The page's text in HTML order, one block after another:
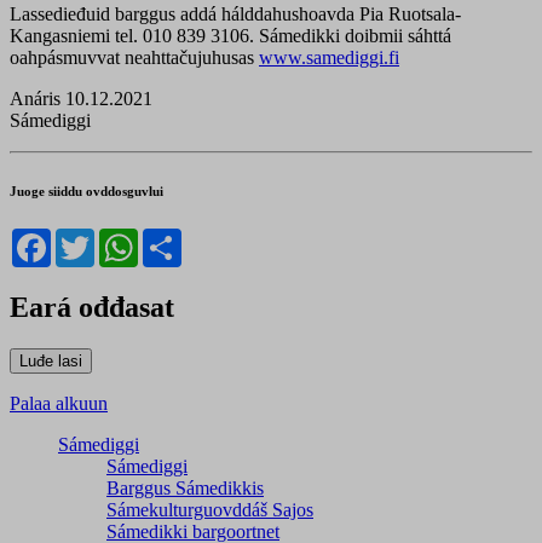
Lassedieđuid barggus addá hálddahushoavda Pia Ruotsala-
Kangasniemi tel. 010 839 3106. Sámedikki doibmii sáhttá
oahpásmuvvat neahttačujuhusas www.samediggi.fi
Anáris 10.12.2021
Sámediggi
Juoge siiddu ovddosguvlui
Facebook
TwitterWhatsApp
Eará ođđasat
Palaa alkuun
Sámediggi
Sámediggi
Barggus Sámedikkis
Sámekulturguovddáš Sajos
Sámedikki bargoortnet